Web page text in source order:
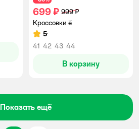
699 ₽ 999 ₽
Кроссовки ё
Рейтинг:
5
41 42 43 44
В корзину
Показать ещё